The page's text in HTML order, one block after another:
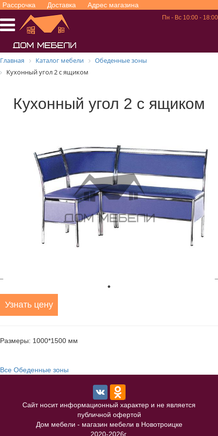
Рассрочка Доставка Адрес магазина
Пн - Вс 10:00 - 18:00
Главная Каталог мебели
Обеденные зоны
Кухонный угол 2 с ящиком
Кухонный угол 2 с ящиком
Узнать цену
Размеры: 1000*1500 мм
Все Обеденные зоны
Сайт носит информационный характер и не является
публичной офертой
Дом мебели - магазин мебели в Новотроицке
2020-2026г.